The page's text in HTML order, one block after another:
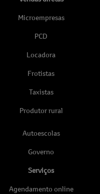
Microempresas
PCD
Locadora
Frotistas
Taxistas
Produtor rural
Autoescolas
Governo
Serviços
Agendamento online